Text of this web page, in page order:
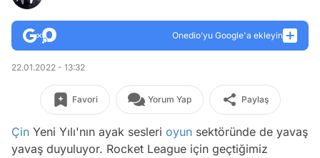
Onedio’yu Google'a ekleyin
22.01.2022 - 13:32
Favori Yorum Yap Paylaş
Çin Yeni Yılı'nın ayak sesleri oyun sektöründe de yavaş
yavaş duyuluyor. Rocket League için geçtiğimiz